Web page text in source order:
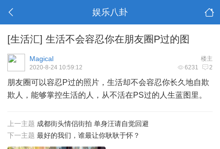
娱乐八卦
[生活汇] 生活不会容忍你在朋友圈P过的图
楼主
Magical
6231 2
2020-8-24 10:59:12
朋友圈可以容忍P过的照片，生活却不会容忍你长久地自欺
欺人，能够掌控生活的人，从不活在PS过的人生蓝图里。
上一主题 成都街头情侣街拍 单身汪请自觉回避
下一主题 最好的我们，谁最让你耿耿于怀？